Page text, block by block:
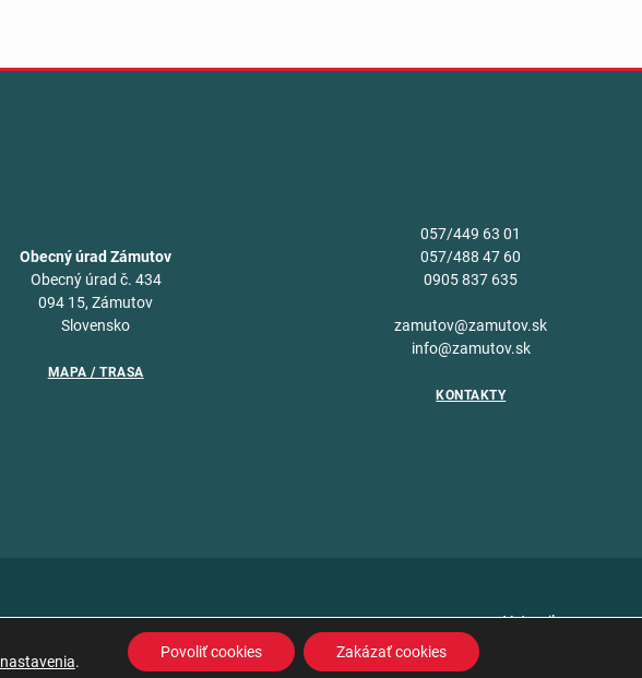
Obecný úrad Zámutov
Obecný úrad č. 434
094 15, Zámutov
Slovensko
MAPA / TRASA
057/449 63 01
057/488 47 60
0905 837 635
zamutov@zamutov.sk
info@zamutov.sk
KONTAKTY
Vytvoril
nastavenia.
Povoliť cookies Zakázať cookies